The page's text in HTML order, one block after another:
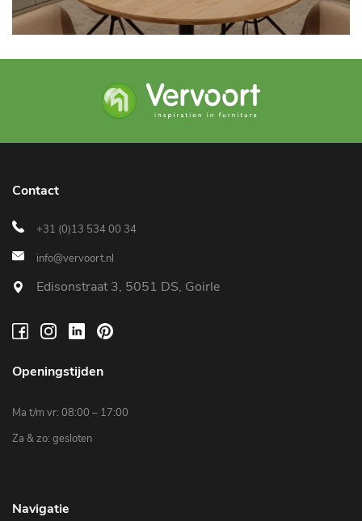
Contact
+31 (0)13 534 00 34
info@vervoort.nl
Edisonstraat 3, 5051 DS, Goirle
Openingstijden
Ma t/m vr: 08:00 – 17:00
Za & zo: gesloten
Navigatie